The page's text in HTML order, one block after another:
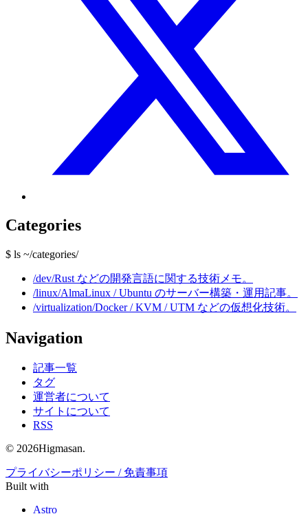
Categories
$ ls ~/categories/
/dev/Rust などの開発言語に関する技術メモ。
/linux/AlmaLinux / Ubuntu のサーバー構築・運用記事。
/virtualization/Docker / KVM / UTM などの仮想化技術。
Navigation
記事一覧
タグ
運営者について
サイトについて
RSS
© 2026Higmasan.
プライバシーポリシー / 免責事項
Built with
Astro